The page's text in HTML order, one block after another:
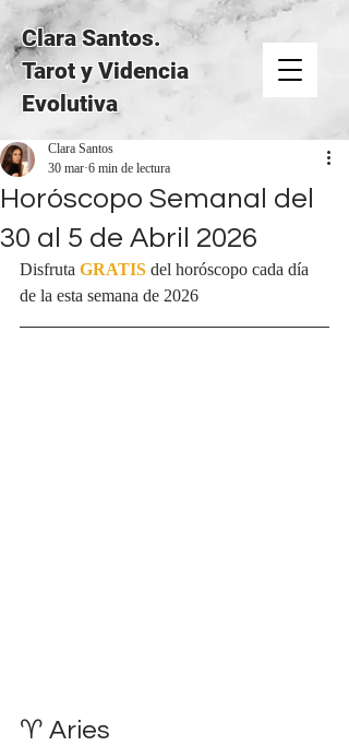
Clara Santos.
Tarot y Videncia
Evolutiva
Horóscopo Semanal del
30 al 5 de Abril 2026
Clara Santos
30 mar6 min de lectura
Disfruta GRATISdel horóscopo cada día
de la esta semana de 2026
♈ Aries